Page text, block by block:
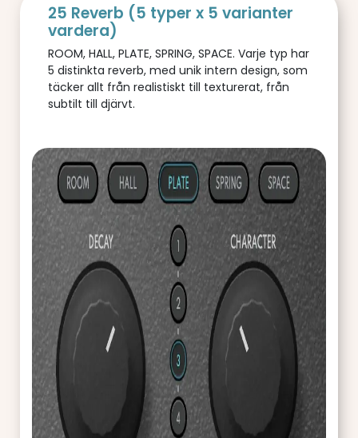
25 Reverb (5 typer x 5 varianter
vardera)
ROOM, HALL, PLATE, SPRING, SPACE. Varje typ har
5 distinkta reverb, med unik intern design, som
täcker allt från realistiskt till texturerat, från
subtilt till djärvt.